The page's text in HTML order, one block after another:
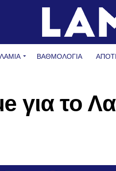
ΒΑΘΜΟΛΟΓΙΑ
για το